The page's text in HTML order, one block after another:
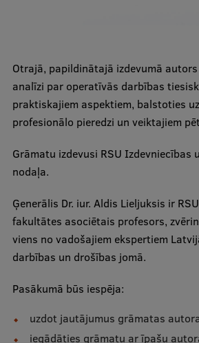
Projekti
Reitingi
Ilgtspējīga attīstība
Dati par 2025. gadu
Suvenīri un grāmatas
Mūžizglītība
Otrajā, papildinātajā izdevumā
analīzi par operatīvās darbības
praktiskajiem aspektiem, balstoties
profesionālo pieredzi un veiktajiem
Grāmatu izdevusi RSU Izdevniecības
nodaļa.
Ģenerālis Dr. iur. Aldis Lieljuksis ir
fakultātes asociētais profesors,
viens no vadošajiem ekspertiem
darbības un drošības jomā.
Pasākumā būs iespēja:
uzdot jautājumus grāmatas
iegādāties grāmatu ar īpašu